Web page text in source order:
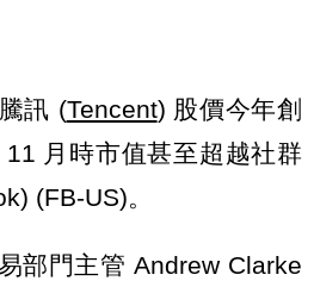
訊 (Tencent) 股價今年創
月時市值甚至超越社群
(FB-US)。
部門主管 Andrew Clarke